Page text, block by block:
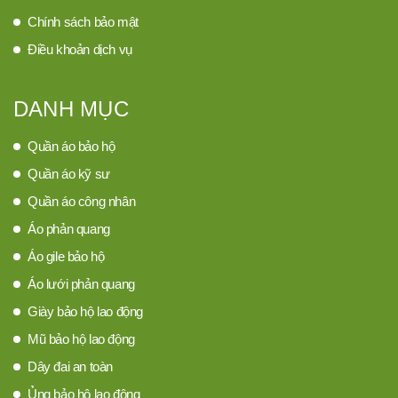
Chính sách bảo mật
Điều khoản dịch vụ
DANH MỤC
Quần áo bảo hộ
Quần áo kỹ sư
Quần áo công nhân
Áo phản quang
Áo gile bảo hộ
Áo lưới phản quang
Giày bảo hộ lao động
Mũ bảo hộ lao động
Dây đai an toàn
Ủng bảo hộ lao động